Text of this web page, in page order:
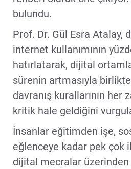
bulundu.
Prof. Dr. Gül Esra Atalay,
internet kullanımının
hatırlatarak, dijital
sürenin artmasıyla
davranış kurallarının her
kritik hale geldiğini
İnsanlar eğitimden işe,
eğlenceye kadar pek çok
dijital mecralar üzerinden